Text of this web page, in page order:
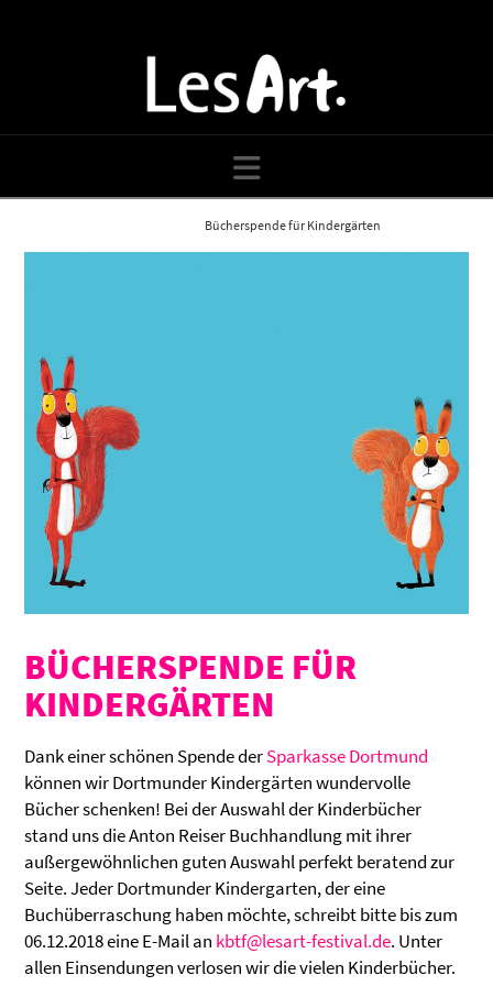
Navigation
Bücherspende für Kindergärten
BÜCHERSPENDE FÜR
KINDERGÄRTEN
Dank einer schönen Spende derSparkasse Dortmund
können wir Dortmunder Kindergärten wundervolle
Bücher schenken! Bei der Auswahl der Kinderbücher
stand uns die Anton Reiser Buchhandlung mit ihrer
außergewöhnlichen guten Auswahl perfekt beratend zur
Seite. Jeder Dortmunder Kindergarten, der eine
Buchüberraschung haben möchte, schreibt bitte bis zum
06.12.2018 eine E-Mail an kbtf@lesart-festival.de. Unter
allen Einsendungen verlosen wir die vielen Kinderbücher.